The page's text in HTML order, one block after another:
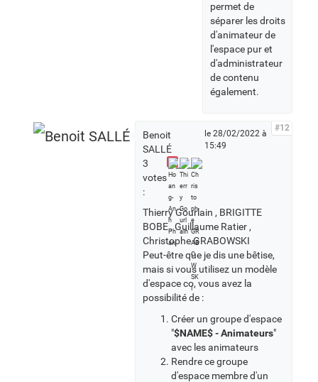
permet de
séparer les droits
d'animateur de
l'espace pur et
d'administrateur
de contenu
également.
Benoit
SALLÉ
3
votes
:
le 28/02/2022 à
15:49
#12
Thierry Gourlain , BRIGITTE
BOBE , Guillaume Ratier ,
Christophe GRABOWSKI
Peut-être que je dis une bêtise,
mais si vous utilisez un modèle
d'espace co, vous avez la
possibilité de :
Créer un groupe d'espace
"$NAME$ - Animateurs"
avec les animateurs
Rendre ce groupe
d'espace membre d'un